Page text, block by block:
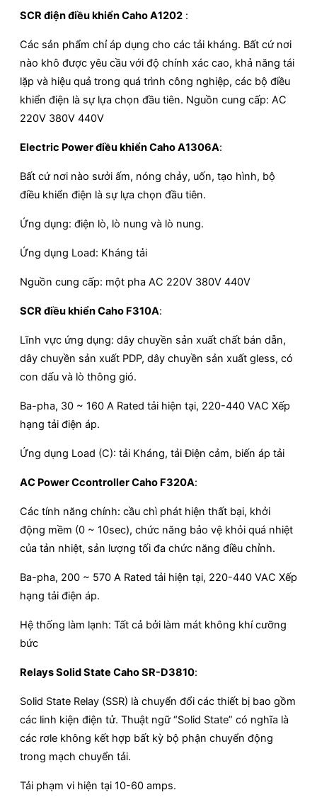
SCR điện điều khiển Caho A1202 :
Các sản phẩm chỉ áp dụng cho các tải kháng. Bất cứ nơi
nào khô được yêu cầu với độ chính xác cao, khả năng tái
lặp và hiệu quả trong quá trình công nghiệp, các bộ điều
khiển điện là sự lựa chọn đầu tiên. Nguồn cung cấp: AC
220V 380V 440V
Electric Power điều khiển Caho A1306A:
Bất cứ nơi nào sưởi ấm, nóng chảy, uốn, tạo hình, bộ
điều khiển điện là sự lựa chọn đầu tiên.
Ứng dụng: điện lò, lò nung và lò nung.
Ứng dụng Load: Kháng tải
Nguồn cung cấp: một pha AC 220V 380V 440V
SCR điều khiển Caho F310A:
Lĩnh vực ứng dụng: dây chuyền sản xuất chất bán dẫn,
dây chuyền sản xuất PDP, dây chuyền sản xuất gless, có
con dấu và lò thông gió.
Ba-pha, 30 ~ 160 A Rated tải hiện tại, 220-440 VAC Xếp
hạng tải điện áp.
Ứng dụng Load (C): tải Kháng, tải Điện cảm, biến áp tải
AC Power Ccontroller Caho F320A:
Các tính năng chính: cầu chì phát hiện thất bại, khởi
động mềm (0 ~ 10sec), chức năng bảo vệ khỏi quá nhiệt
của tản nhiệt, sản lượng tối đa chức năng điều chỉnh.
Ba-pha, 200 ~ 570 A Rated tải hiện tại, 220-440 VAC Xếp
hạng tải điện áp.
Hệ thống làm lạnh: Tất cả bởi làm mát không khí cưỡng
bức
Relays Solid State Caho SR-D3810:
Solid State Relay (SSR) là chuyển đổi các thiết bị bao gồm
các linh kiện điện tử. Thuật ngữ “Solid State” có nghĩa là
các rơle không kết hợp bất kỳ bộ phận chuyển động
trong mạch chuyển tải.
Tải phạm vi hiện tại 10-60 amps.